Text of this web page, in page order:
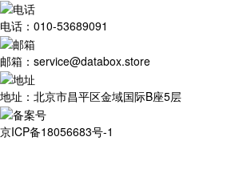
电话：010-53689091
邮箱：service@databox.store
地址：北京市昌平区金域国际B座5层
京ICP备18056683号-1